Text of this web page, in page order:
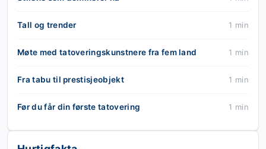
Tall og trender 1 min
Møte med tatoveringskunstnere fra fem land 1 min
Fra tabu til prestisjeobjekt 1 min
Før du får din første tatovering 1 min